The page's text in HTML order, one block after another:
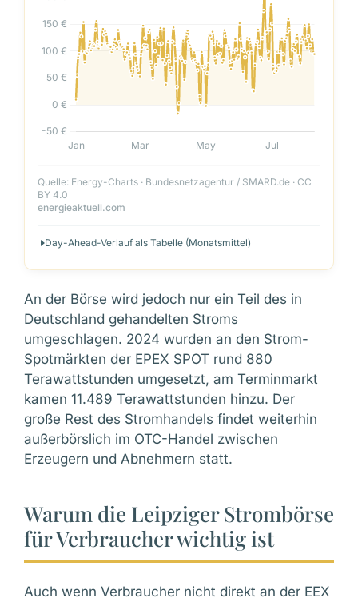
Quelle: Energy-Charts · Bundesnetzagentur / SMARD.de · CC
BY 4.0
energieaktuell.com
Day-Ahead-Verlauf als Tabelle (Monatsmittel)
An der Börse wird jedoch nur ein Teil des in
Deutschland gehandelten Stroms
umgeschlagen. 2024 wurden an den Strom-
Spotmärkten der EPEX SPOT rund 880
Terawattstunden umgesetzt, am Terminmarkt
kamen 11.489 Terawattstunden hinzu. Der
große Rest des Stromhandels findet weiterhin
außerbörslich im OTC-Handel zwischen
Erzeugern und Abnehmern statt.
Warum die Leipziger Strombörse
für Verbraucher wichtig ist
Auch wenn Verbraucher nicht direkt an der EEX